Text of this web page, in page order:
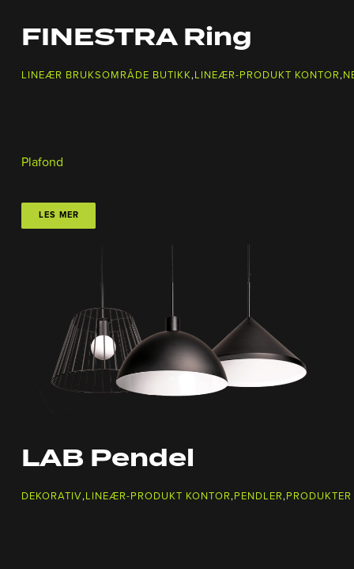
FINESTRA Ring
LINEÆR BRUKSOMRÅDE BUTIKK,LINEÆR-PRODUKT KONTOR,
Plafond
LES MER
LAB Pendel
DEKORATIV,LINEÆR-PRODUKT KONTOR,PENDLER,PRODUKTER